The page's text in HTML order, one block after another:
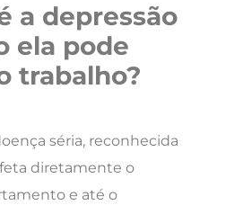
a depressão
ela pode
trabalho?
séria, reconhecida
diretamente o
e até o